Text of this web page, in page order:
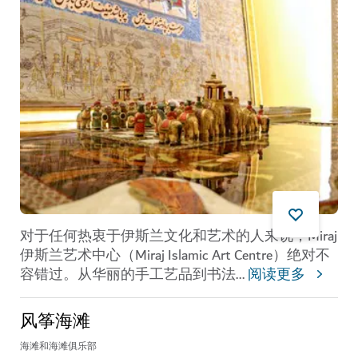
对于任何热衷于伊斯兰文化和艺术的人来说，Miraj
伊斯兰艺术中心（Miraj Islamic Art Centre）绝对不
容错过。从华丽的手工艺品到书法...阅读更多
风筝海滩
海滩和海滩俱乐部